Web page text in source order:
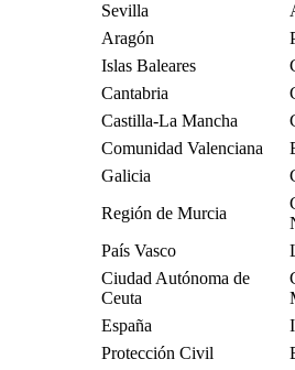
Sevilla
Aragón
Islas Baleares
Cantabria
Castilla-La Mancha
Comunidad Valenciana
Galicia
Región de Murcia
País Vasco
Ciudad Autónoma de
Ceuta
España
Protección Civil